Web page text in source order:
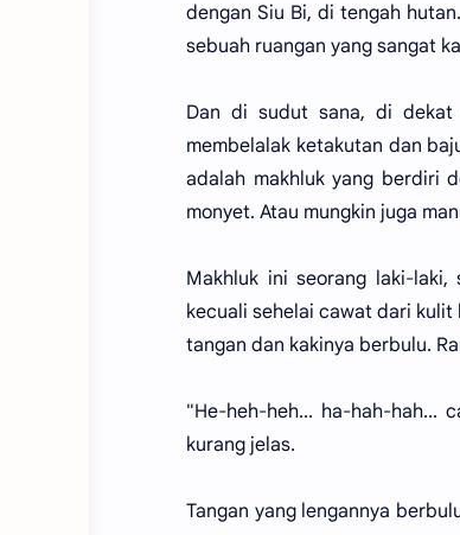
dengan Siu Bi, di tengah
sebuah ruangan yang sangat
Dan di sudut sana, di
membelalak ketakutan dan
adalah makhluk yang berdiri
monyet. Atau mungkin juga
Makhluk ini seorang laki-
kecuali sehelai cawat dari kulit
tangan dan kakinya berbulu.
"He-heh-heh... ha-hah-hah...
kurang jelas.
Tangan yang lengannya